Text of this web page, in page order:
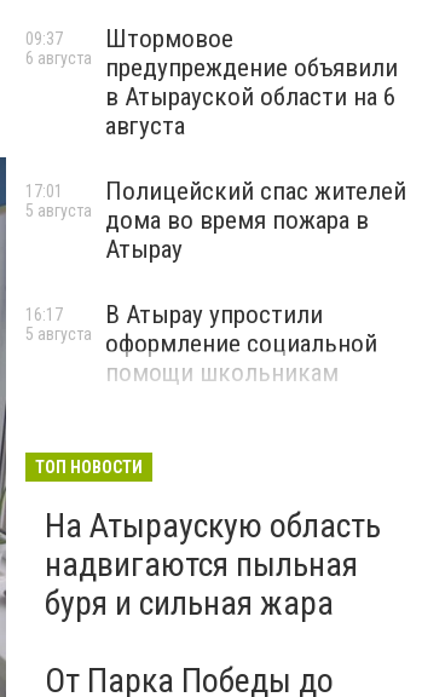
Штормовое
предупреждение объявили
в Атырауской области на 6
августа
09:37
6 августа
Полицейский спас жителей
дома во время пожара в
Атырау
17:01
5 августа
В Атырау упростили
оформление социальной
помощи школьникам
16:17
5 августа
ТОП НОВОСТИ
На Атыраускую область
надвигаются пыльная
буря и сильная жара
От Парка Победы до